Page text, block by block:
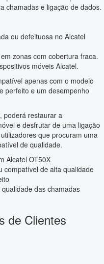
chamadas e ligação de dados.
ou defeituosa no Alcatel
zonas com cobertura fraca.
móveis Alcatel.
apenas com o modelo
perfeito e um desempenho
poderá restaurar a
e desfrutar de uma ligação
que procuram uma
de qualidade.
Alcatel OT50X
compatível de alta qualidade
das chamadas
de Clientes